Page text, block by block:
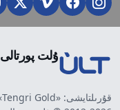
ۇلت پورتالى
قۇرىلتايشى: «Tengri Gold» جشس